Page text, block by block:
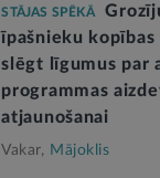
STĀJAS SPĒKĀ
īpašnieku kopības
slēgt līgumus par
programmas
atjaunošanai
Vakar, Mājoklis